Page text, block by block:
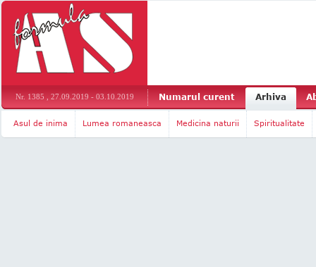
Nr. 1385 , 27.09.2019 - 03.10.2019 Numarul curent Arhiva
Asul de inima Lumea romaneasca Medicina naturii Spiritualitate